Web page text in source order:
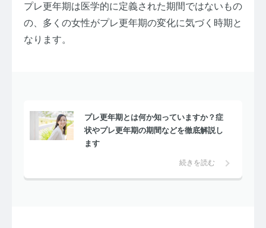
プレ更年期は医学的に定義された期間ではないもの
の、多くの女性がプレ更年期の変化に気づく時期と
なります。
プレ更年期とは何か知っていますか？症
状やプレ更年期の期間などを徹底解説し
ます
続きを読む